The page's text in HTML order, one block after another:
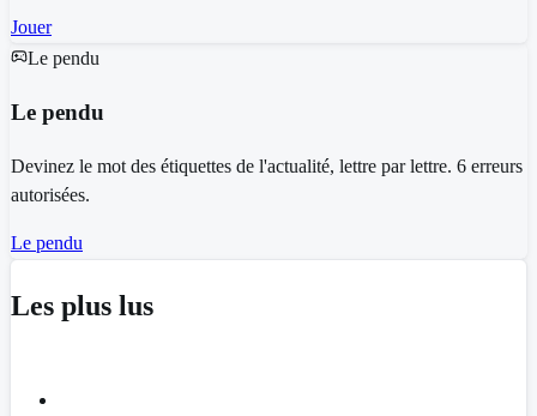
Jouer
Le pendu
Le pendu
Devinez le mot des étiquettes de l'actualité, lettre par lettre. 6 erreurs
autorisées.
Le pendu
Les plus lus